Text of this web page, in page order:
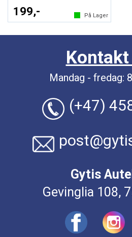
199,- På Lager
Mandag - fredag:
(+47)
Gytis
Gevinglia 108,